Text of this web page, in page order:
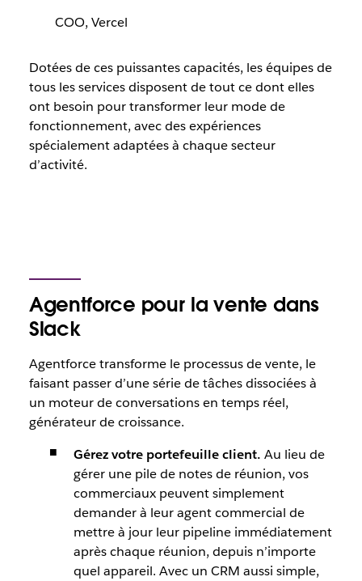
COO, Vercel
Dotées de ces puissantes capacités, les équipes de
tous les services disposent de tout ce dont elles
ont besoin pour transformer leur mode de
fonctionnement, avec des expériences
spécialement adaptées à chaque secteur
d’activité.
Agentforce pour la vente dans
Slack
Agentforce transforme le processus de vente, le
faisant passer d’une série de tâches dissociées à
un moteur de conversations en temps réel,
générateur de croissance.
Gérez votre portefeuille client. Au lieu de
gérer une pile de notes de réunion, vos
commerciaux peuvent simplement
demander à leur agent commercial de
mettre à jour leur pipeline immédiatement
après chaque réunion, depuis n’importe
quel appareil. Avec un CRM aussi simple,